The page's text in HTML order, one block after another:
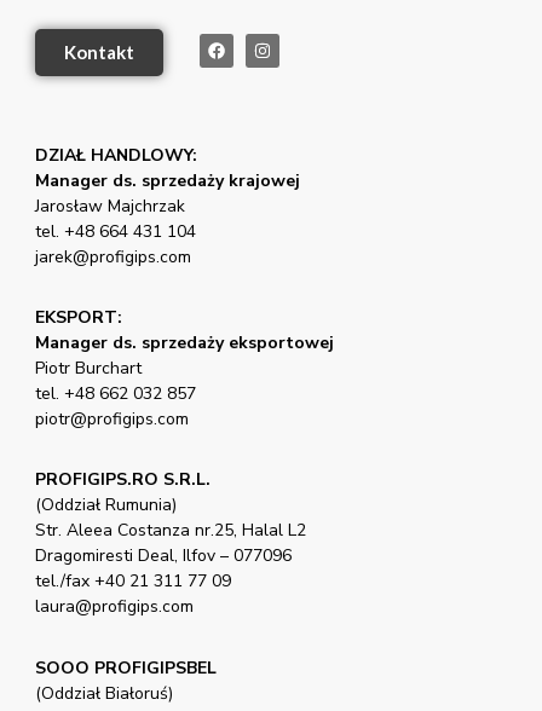
Kontakt
DZIAŁ HANDLOWY:
Manager ds. sprzedaży krajowej
Jarosław Majchrzak
tel. +48 664 431 104
jarek@profigips.com
EKSPORT:
Manager ds. sprzedaży eksportowej
Piotr Burchart
tel. +48 662 032 857
piotr@profigips.com
PROFIGIPS.RO S.R.L.
(Oddział Rumunia)
Str. Aleea Costanza nr.25, Halal L2
Dragomiresti Deal, Ilfov – 077096
tel./fax +40 21 311 77 09
laura@profigips.com
SOOO PROFIGIPSBEL
(Oddział Białoruś)